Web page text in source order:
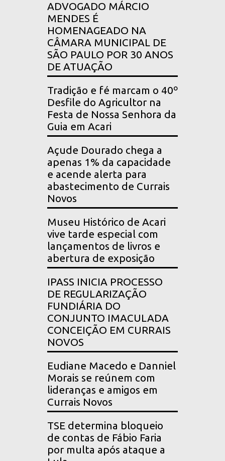
ADVOGADO MÁRCIO
MENDES É
HOMENAGEADO NA
CÂMARA MUNICIPAL DE
SÃO PAULO POR 30 ANOS
DE ATUAÇÃO
Tradição e fé marcam o 40º
Desfile do Agricultor na
Festa de Nossa Senhora da
Guia em Acari
Açude Dourado chega a
apenas 1% da capacidade
e acende alerta para
abastecimento de Currais
Novos
Museu Histórico de Acari
vive tarde especial com
lançamentos de livros e
abertura de exposição
IPASS INICIA PROCESSO
DE REGULARIZAÇÃO
FUNDIÁRIA DO
CONJUNTO IMACULADA
CONCEIÇÃO EM CURRAIS
NOVOS
Eudiane Macedo e Danniel
Morais se reúnem com
lideranças e amigos em
Currais Novos
TSE determina bloqueio
de contas de Fábio Faria
por multa após ataque a